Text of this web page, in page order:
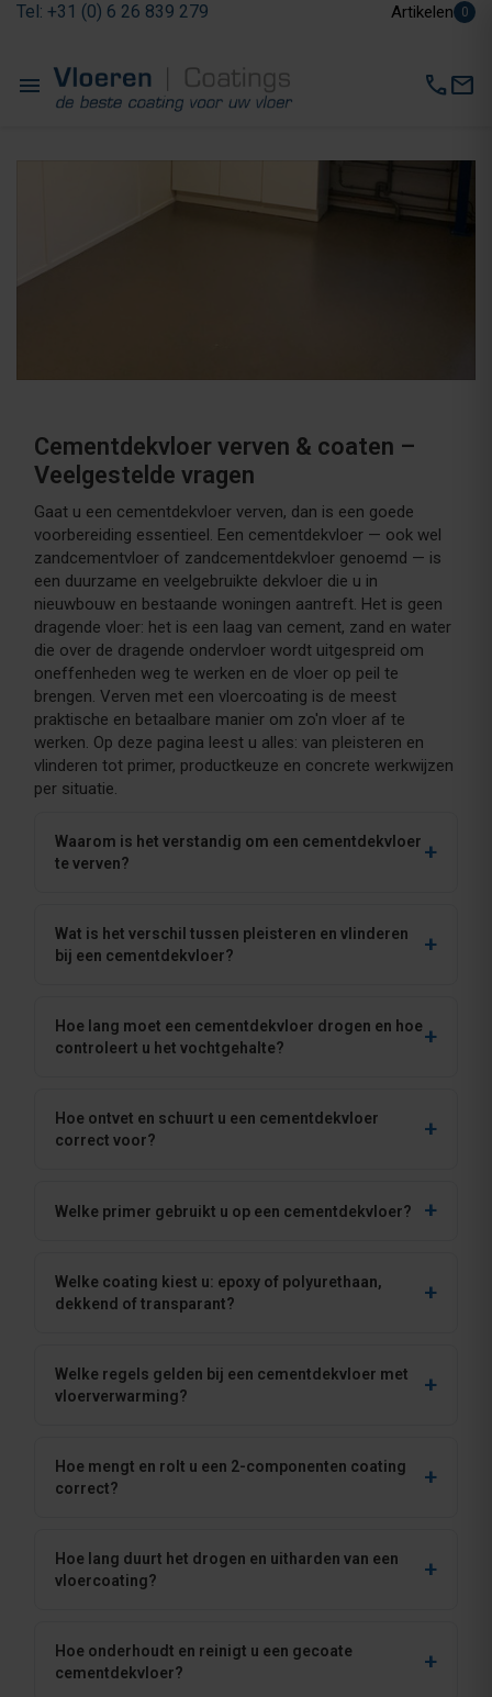
Tel: +31 (0) 6 26 839 279 Artikelen 0
menu callmail
Cementdekvloer verven & coaten –
Veelgestelde vragen
Gaat u een cementdekvloer verven, dan is een goede
voorbereiding essentieel. Een cementdekvloer — ook wel
zandcementvloer of zandcementdekvloer genoemd — is
een duurzame en veelgebruikte dekvloer die u in
nieuwbouw en bestaande woningen aantreft. Het is geen
dragende vloer: het is een laag van cement, zand en water
die over de dragende ondervloer wordt uitgespreid om
oneffenheden weg te werken en de vloer op peil te
brengen. Verven met een vloercoating is de meest
praktische en betaalbare manier om zo'n vloer af te
werken. Op deze pagina leest u alles: van pleisteren en
vlinderen tot primer, productkeuze en concrete werkwijzen
per situatie.
Waarom is het verstandig om een cementdekvloer
te verven?
Wat is het verschil tussen pleisteren en vlinderen
bij een cementdekvloer?
Hoe lang moet een cementdekvloer drogen en hoe
controleert u het vochtgehalte?
Hoe ontvet en schuurt u een cementdekvloer
correct voor?
Welke primer gebruikt u op een cementdekvloer?
Welke coating kiest u: epoxy of polyurethaan,
dekkend of transparant?
Welke regels gelden bij een cementdekvloer met
vloerverwarming?
Hoe mengt en rolt u een 2-componenten coating
correct?
Hoe lang duurt het drogen en uitharden van een
vloercoating?
Hoe onderhoudt en reinigt u een gecoate
cementdekvloer?